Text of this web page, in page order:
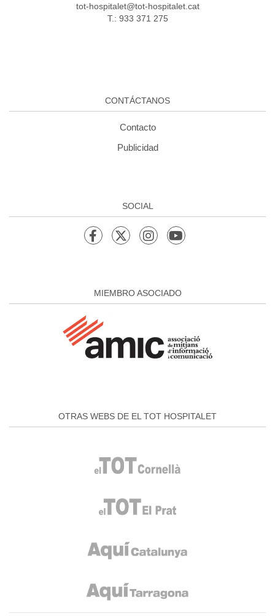
tot-hospitalet@tot-hospitalet.cat
T.: 933 371 275
CONTÁCTANOS
Contacto
Publicidad
SOCIAL
MIEMBRO ASOCIADO
OTRAS WEBS DE EL TOT HOSPITALET